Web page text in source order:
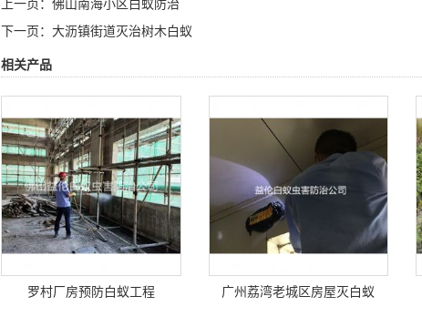
上一页： 佛山南海小区白蚁防治
下一页： 大沥镇街道灭治树木白蚁
相关产品
罗村厂房预防白蚁工程 广州荔湾老城区房屋灭白蚁